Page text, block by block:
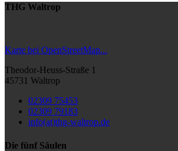
THG Waltrop
Karte bei OpenStreetMap...
Theodor-Heuss-Straße 1
45731 Waltrop
02309 75453
02309 79183
info(at)thg-waltrop.de
Die fünf Säulen